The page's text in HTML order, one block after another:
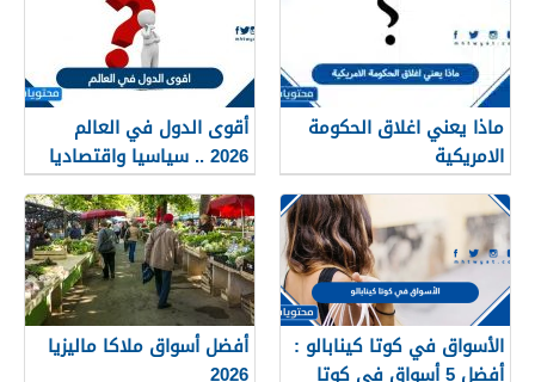
ماذا يعني اغلاق الحكومة
الامريكية
أقوى الدول في العالم
2026 .. سياسيا واقتصاديا
وعسكريا
الأسواق في كوتا كينابالو :
أفضل 5 أسواق في كوتا
أفضل أسواق ملاكا ماليزيا
2026